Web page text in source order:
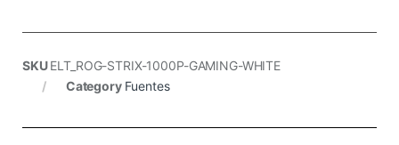
SKUELT_ROG-STRIX-1000P-GAMING-WHITE
Category Fuentes